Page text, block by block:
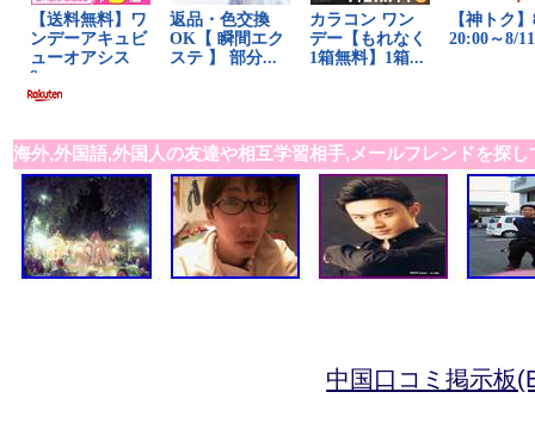
海外,外国語,外国人の友達や相互学習相手,メールフレンドを探し
中国口コミ掲示板